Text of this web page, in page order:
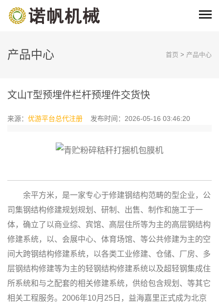
产品中心 首页 > 产品中心
文山T型预埋件栏杆预埋件交货快
来源： 优游平台总代注册 发布时间：2026-05-16 03:46:20
余平方米，是一家专心于修建钢结构范畴的型企业，公
司集钢结构修建规划规划、研制、出售、制作和施工于一
体，确立了以商业综、宾馆、高层住所等为主的高层钢结构
修建系统，以、会展中心、体育场馆、等公共修建为主的空
间大跨钢结构修建系统，以各类工业修建、仓储、厂房、多
层钢结构修建等为主的轻钢结构修建系统以及超轻钢集成住
所系统和与之配套的相关修建系统，供给包含规划、等其它
相关工程服务。2006年10月25日，益海嘉里正式成为北京